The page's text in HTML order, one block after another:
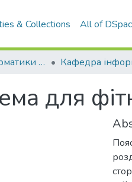
& Collections All of
Факультет інформатики та обчислювальної техніки (ФІОТ)
для